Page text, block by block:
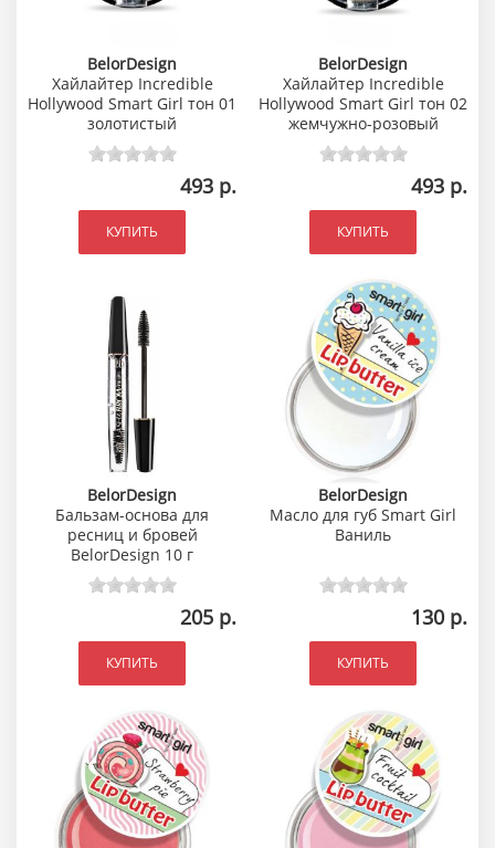
BelorDesign
Хайлайтер Incredible
Hollywood Smart Girl тон 01
золотистый
493 р.
КУПИТЬ
BelorDesign
Хайлайтер Incredible
Hollywood Smart Girl тон 02
жемчужно-розовый
493 р.
КУПИТЬ
BelorDesign
Бальзам-основа для
ресниц и бровей
BelorDesign 10 г
205 р.
КУПИТЬ
BelorDesign
Масло для губ Smart Girl
Ваниль
130 р.
КУПИТЬ